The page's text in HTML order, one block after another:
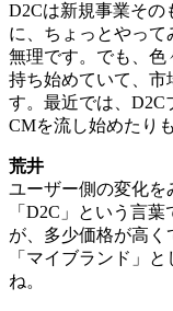
D2Cは新規事業その
に、ちょっとやっ
無理です。でも、色
持ち始めていて、市
す。最近では、D2C
CMを流し始めたり
荒井
ユーザー側の変化を
「D2C」という言
が、多少価格が高く
「マイブランド」
ね。